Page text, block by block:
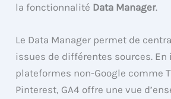
la fonctionnalité Data Manager.
Le Data Manager permet de
issues de différentes sources. En
plateformes non-Google comme
Pinterest, GA4 offre une vue